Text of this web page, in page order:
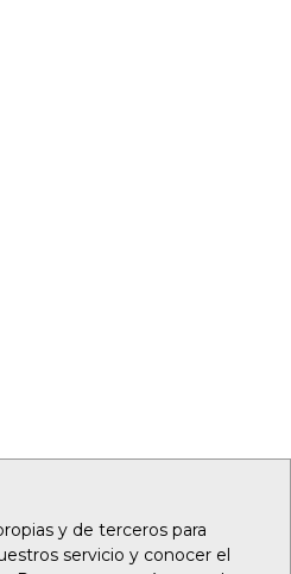
y de terceros para
servicio y conocer el